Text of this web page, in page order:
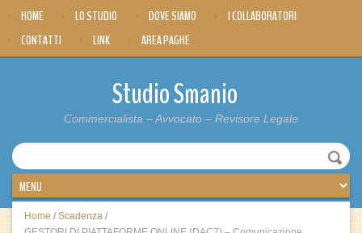
HOME LO STUDIO DOVE SIAMO
I COLLABORATORI
CONTATTI
LINK AREA PAGHE
Studio Smanio
Commercialista – Avvocato – Revisore Legale
Home / Scadenza /